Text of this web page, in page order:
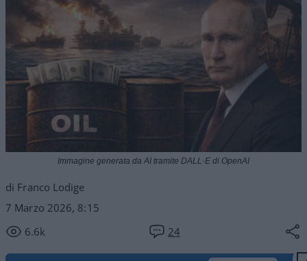
di Franco Lodige
7 Marzo 2026, 8:15
6.6k
24
Immagine generata da AI tramite DALL·E di OpenAI